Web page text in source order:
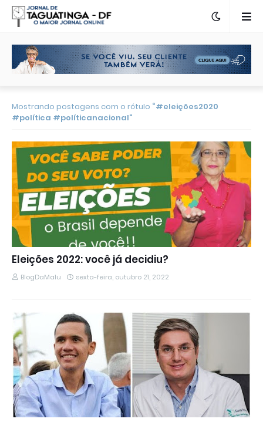
Mostrando postagens com o rótulo #eleições2020
#política #políticanacional
Eleições 2022: você já decidiu?
BlogDaMalu sexta-feira, outubro 21, 2022